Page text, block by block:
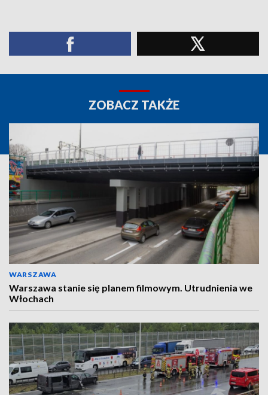
ZOBACZ TAKŻE
WARSZAWA
Warszawa stanie się planem filmowym. Utrudnienia we
Włochach